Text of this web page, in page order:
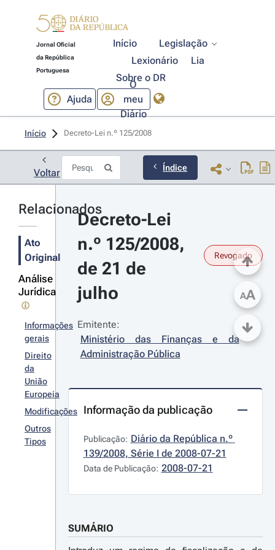
Jornal Oficial
da República
Portuguesa
Início
Legislação
Lexionário
Lia
Sobre o DR
Ajuda
O
meu
Diário
Início Decreto-Lei n.º 125/2008
Voltar Índice
Relacionados
Ato
Original
Análise
Jurídica
Informações
gerais
Direito
da
União
Europeia
Modificações
Outros
Tipos
Decreto-Lei
n.º 125/2008,
de 21 de
julho
Revogado
Emitente:
Ministério das Finanças e da
Administração Pública
Informação da publicação
Publicação: Diário da República n.º
139/2008, Série I de 2008-07-21
Data de Publicação: 2008-07-21
SUMÁRIO
AA